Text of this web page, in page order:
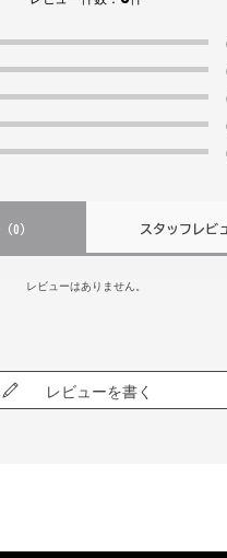
（0） スタッフレビ
レビューはありません。
レビューを書く